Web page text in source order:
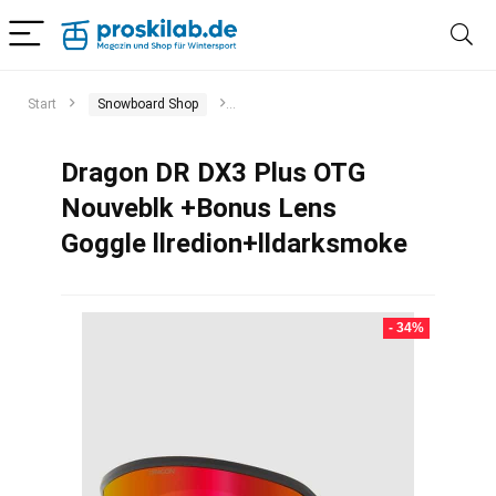
Start Snowboard Shop
Dragon DR DX3 Plus OTG
Nouveblk +Bonus Lens
Goggle llredion+lldarksmoke
- 34%